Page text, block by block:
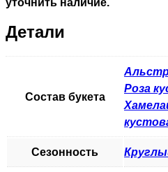
Детали
Состав букета
Роза
Сезонность